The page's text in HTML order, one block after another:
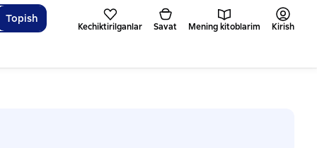
Topish
Kechiktirilganlar Savat Mening kitoblarim Kirish